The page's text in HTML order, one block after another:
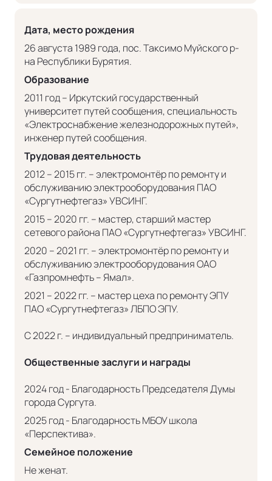
Дата, место рождения
26 августа 1989 года, пос. Таксимо Муйского р-
на Республики Бурятия.
Образование
2011 год – Иркутский государственный
университет путей сообщения, специальность
«Электроснабжение железнодорожных путей»,
инженер путей сообщения.
Трудовая деятельность
2012 – 2015 гг. – электромонтёр по ремонту и
обслуживанию электрооборудования ПАО
«Сургутнефтегаз» УВСИНГ.
2015 – 2020 гг. – мастер, старший мастер
сетевого района ПАО «Сургутнефтегаз» УВСИНГ.
2020 – 2021 гг. – электромонтёр по ремонту и
обслуживанию электрооборудования ОАО
«Газпромнефть – Ямал».
2021 – 2022 гг. – мастер цеха по ремонту ЭПУ
ПАО «Сургутнефтегаз» ЛБПО ЭПУ.
С 2022 г. – индивидуальный предприниматель.
Общественные заслуги и награды
2024 год - Благодарность Председателя Думы
города Сургута.
2025 год - Благодарность МБОУ школа
«Перспектива».
Семейное положение
Не женат.